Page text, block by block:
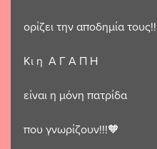
ορίζει την αποδημία
Κι η  Α Γ Α Π Η
είναι η μόνη πατρίδα
που γνωρίζουν!!!🧡